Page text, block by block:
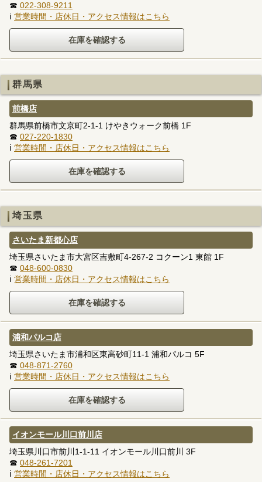
☎ 022-308-9211
ℹ 営業時間・店休日・アクセス情報はこちら
群馬県
前橋店
群馬県前橋市文京町2-1-1 けやきウォーク前橋 1F
☎ 027-220-1830
ℹ 営業時間・店休日・アクセス情報はこちら
埼玉県
さいたま新都心店
埼玉県さいたま市大宮区吉敷町4-267-2 コクーン1 東館 1F
☎ 048-600-0830
ℹ 営業時間・店休日・アクセス情報はこちら
浦和パルコ店
埼玉県さいたま市浦和区東高砂町11-1 浦和パルコ 5F
☎ 048-871-2760
ℹ 営業時間・店休日・アクセス情報はこちら
イオンモール川口前川店
埼玉県川口市前川1-1-11 イオンモール川口前川 3F
☎ 048-261-7201
ℹ 営業時間・店休日・アクセス情報はこちら